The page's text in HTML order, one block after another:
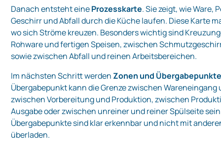
Danach entsteht eineProzesskarte. Sie zeigt, wie Ware,
Geschirr und Abfall durch die Küche laufen. Diese Karte
wo sich Ströme kreuzen. Besonders wichtig sind
Rohware und fertigen Speisen, zwischen
sowie zwischen Abfall und reinen Arbeitsbereichen.
Im nächsten Schritt werden Zonen und
Übergabepunkt kann die Grenze zwischen Wareneingang
zwischen Vorbereitung und Produktion, zwischen
Ausgabe oder zwischen unreiner und reiner Spülseite
Übergabepunkte sind klar erkennbar und nicht mit
überladen.